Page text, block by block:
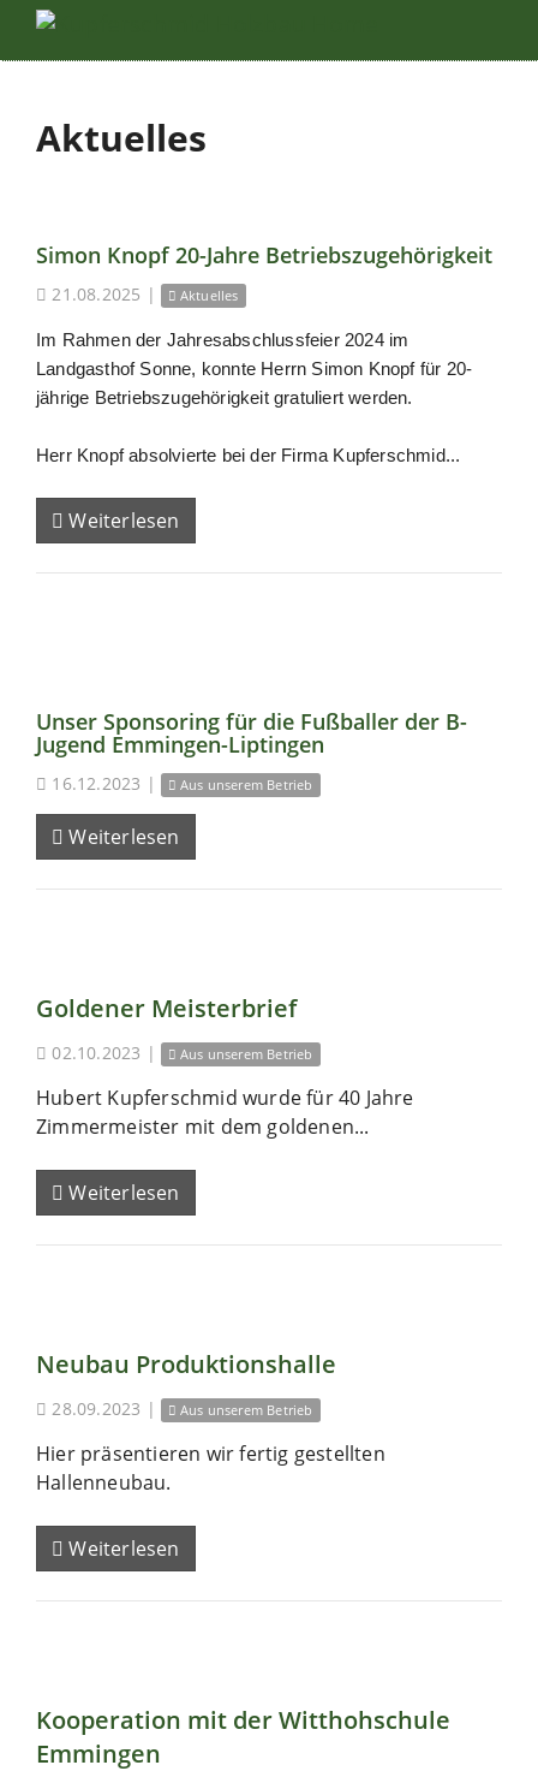
Aktuelles
Simon Knopf 20-Jahre Betriebszugehörigkeit
21.08.2025 | Aktuelles
Im Rahmen der Jahresabschlussfeier 2024 im
Landgasthof Sonne, konnte Herrn Simon Knopf für 20-
jährige Betriebszugehörigkeit gratuliert werden.
Herr Knopf absolvierte bei der Firma Kupferschmid...
Weiterlesen
Unser Sponsoring für die Fußballer der B-
Jugend Emmingen-Liptingen
16.12.2023 | Aus unserem Betrieb
Weiterlesen
Goldener Meisterbrief
02.10.2023 | Aus unserem Betrieb
Hubert Kupferschmid wurde für 40 Jahre
Zimmermeister mit dem goldenen...
Weiterlesen
Neubau Produktionshalle
28.09.2023 | Aus unserem Betrieb
Hier präsentieren wir fertig gestellten
Hallenneubau.
Weiterlesen
Kooperation mit der Witthohschule
Emmingen